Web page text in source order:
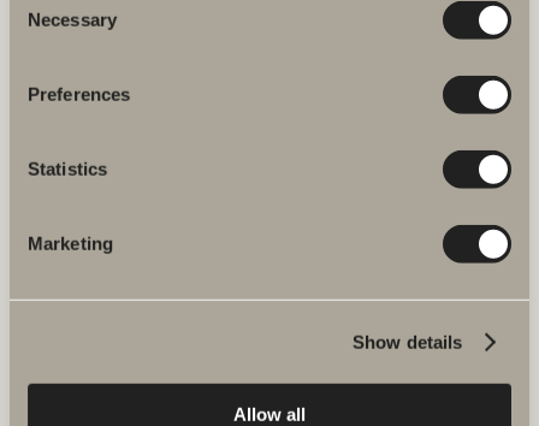
Selection
Necessary
Preferences
Statistics
Marketing
Show details
Allow all
Svedbergs i Dalstorp AB
Verkstadsvägen 1
Svedbergs kundservice.